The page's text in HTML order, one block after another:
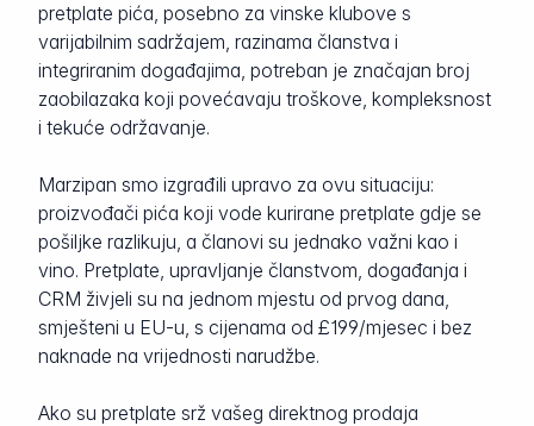
pretplate pića, posebno za vinske klubove s
varijabilnim sadržajem, razinama članstva i
integriranim događajima, potreban je značajan broj
zaobilazaka koji povećavaju troškove, kompleksnost
i tekuće održavanje.
Marzipan smo izgrađili upravo za ovu situaciju:
proizvođači pića koji vode kurirane pretplate gdje se
pošiljke razlikuju, a članovi su jednako važni kao i
vino. Pretplate, upravljanje članstvom, događanja i
CRM živjeli su na jednom mjestu od prvog dana,
smješteni u EU-u, s cijenama od £199/mjesec i bez
naknade na vrijednosti narudžbe.
Ako su pretplate srž vašeg direktnog prodaja